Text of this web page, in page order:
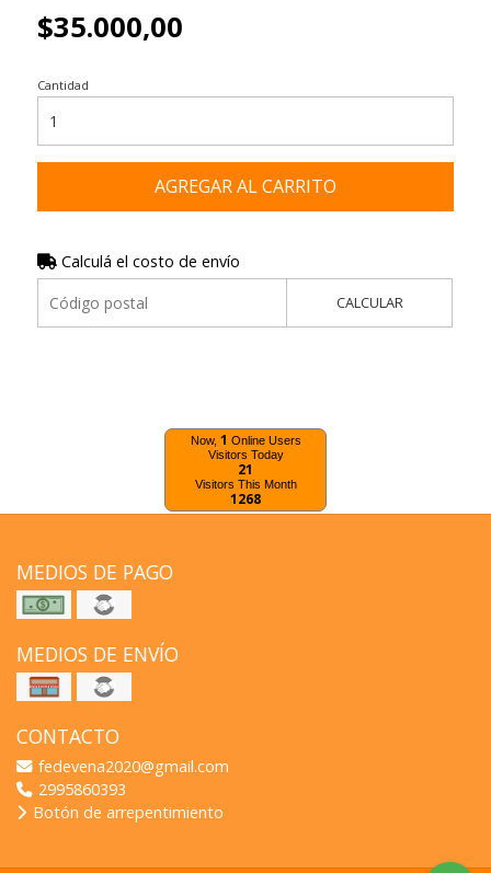
$35.000,00
Cantidad
AGREGAR AL CARRITO
Calculá el costo de envío
CALCULAR
Now, 1 Online Users
Visitors Today
21
Visitors This Month
1268
MEDIOS DE PAGO
MEDIOS DE ENVÍO
CONTACTO
fedevena2020@gmail.com
2995860393
Botón de arrepentimiento